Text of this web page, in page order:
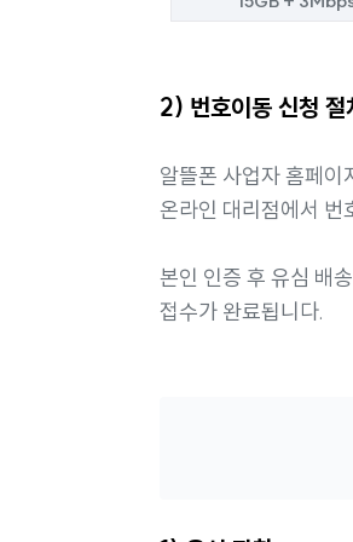
2) 번호이동 신청 절
알뜰폰 사업자 홈페이
온라인 대리점에서 번
본인 인증 후 유심 배
접수가 완료됩니다.